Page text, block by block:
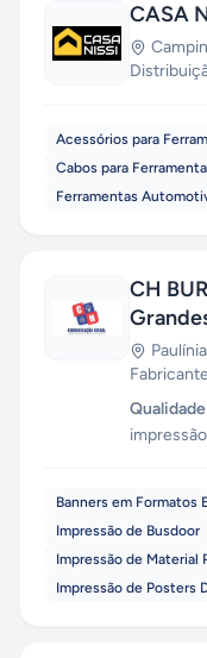
CASA
Acessórios para
Cabos para
Ferramentas
CH
Paulínia
Fabricante
soluções
da sua
Entrega
Banners em Formatos
Impressão de Busdoor
Impressão de Material
Impressão de Posters